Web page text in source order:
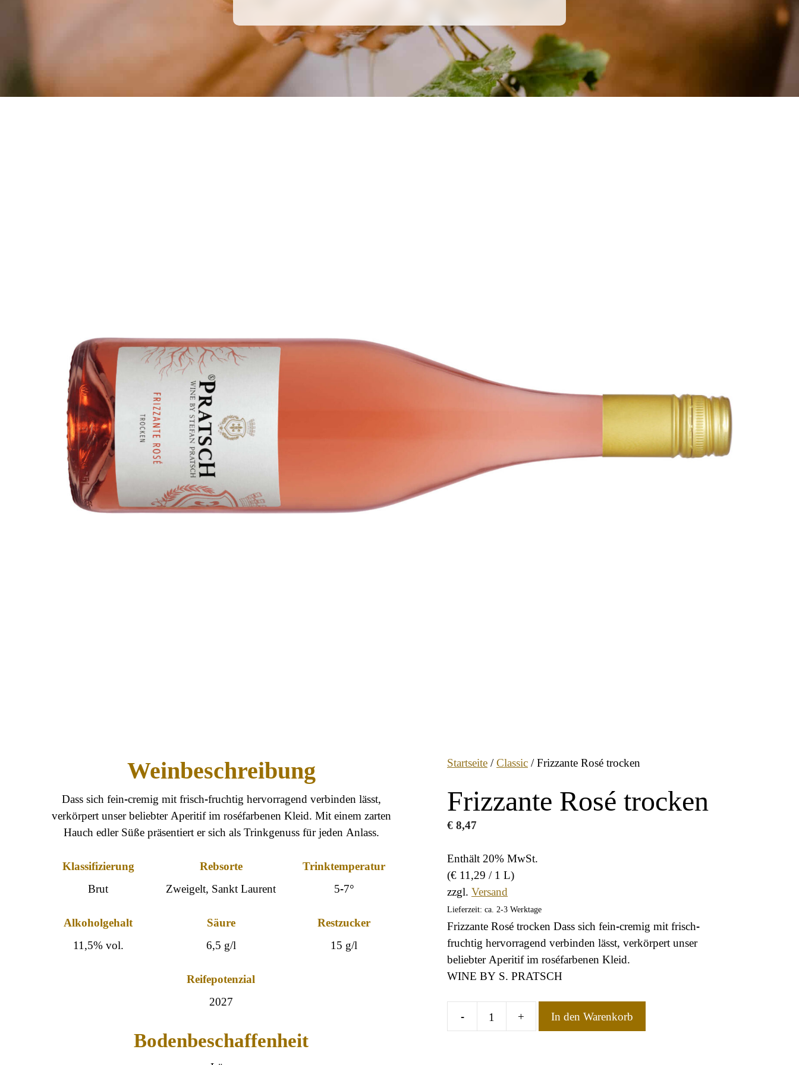
Startseite/Classic/ Frizzante Rosé trocken
Frizzante Rosé trocken
€8,47
Enthält 20% MwSt.
(€ 11,29 / 1 L)
zzgl. Versand
Lieferzeit: ca. 2-3 Werktage
Frizzante Rosé trocken Dass sich fein-cremig mit frisch-
fruchtig hervorragend verbinden lässt, verkörpert unser
beliebter Aperitif im roséfarbenen Kleid.
WINE BY S. PRATSCH
-
Frizzante
+ In den Warenkorb
Weinbeschreibung
Dass sich fein-cremig mit frisch-fruchtig hervorragend verbinden lässt,
verkörpert unser beliebter Aperitif im roséfarbenen Kleid. Mit einem zarten
Hauch edler Süße präsentiert er sich als Trinkgenuss für jeden Anlass.
Klassifizierung
Brut
Rebsorte
Zweigelt, Sankt Laurent
Trinktemperatur
5-7°
Alkohol­gehalt
11,5% vol.
Säure
6,5 g/l
Restzucker
15 g/l
Reife­potenzial
2027
Boden­beschaffenheit